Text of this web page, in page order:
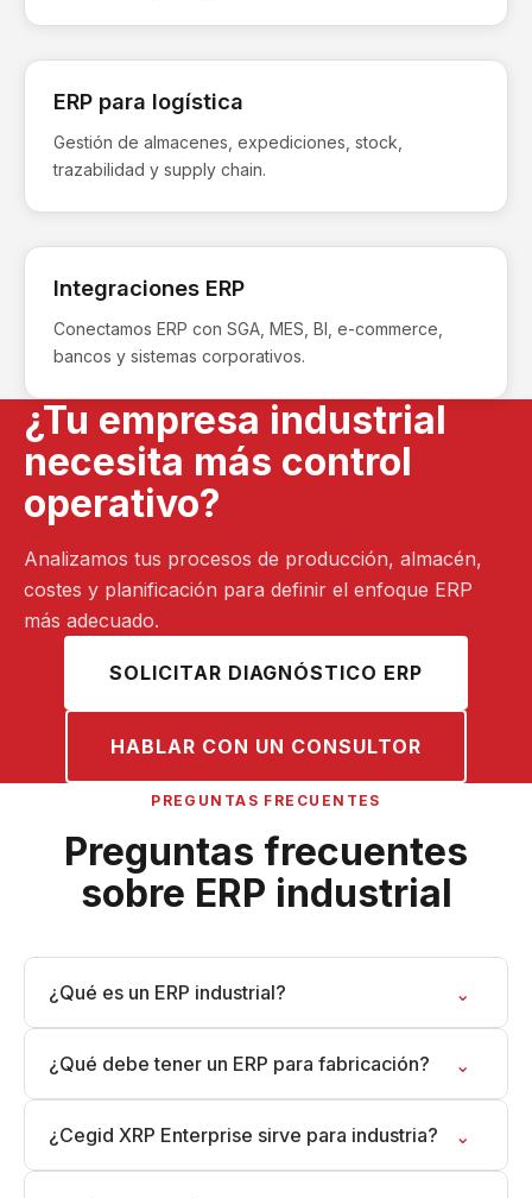
ERP para logística
Gestión de almacenes, expediciones, stock,
trazabilidad y supply chain.
Integraciones ERP
Conectamos ERP con SGA, MES, BI, e-commerce,
bancos y sistemas corporativos.
¿Tu empresa industrial
necesita más control
operativo?
Analizamos tus procesos de producción, almacén,
costes y planificación para definir el enfoque ERP
más adecuado.
SOLICITAR DIAGNÓSTICO ERP
HABLAR CON UN CONSULTOR
PREGUNTAS FRECUENTES
Preguntas frecuentes
sobre ERP industrial
¿Qué es un ERP industrial? ⌄
¿Qué debe tener un ERP para fabricación? ⌄
¿Cegid XRP Enterprise sirve para industria? ⌄